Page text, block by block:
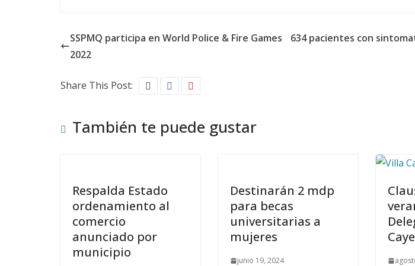
SSPMQ participa en World Police & Fire Games
2022
634 pacientes con
Share This Post:
También te puede gustar
Respalda Estado
ordenamiento al
comercio
anunciado por
municipio
Destinarán 2 mdp
para becas
universitarias a
mujeres
junio 19, 2024